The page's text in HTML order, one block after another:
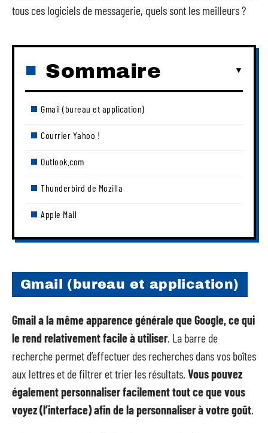
tous ces logiciels de messagerie, quels sont les meilleurs ?
Sommaire
Gmail (bureau et application)
Courrier Yahoo !
Outlook.com
Thunderbird de Mozilla
Apple Mail
Gmail (bureau et application)
Gmail a la même apparence générale que Google, ce qui
le rend relativement facile à utiliser. La barre de
recherche permet d’effectuer des recherches dans vos boîtes
aux lettres et de filtrer et trier les résultats. Vous pouvez
également personnaliser facilement tout ce que vous
voyez (l’interface) afin de la personnaliser à votre goût